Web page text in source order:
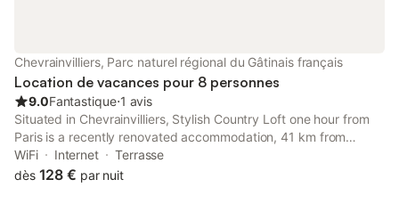
Chevrainvilliers, Parc naturel régional du Gâtinais français
Location de vacances pour 8 personnes
9.0Fantastique⋅1 avis
Situated in Chevrainvilliers, Stylish Country Loft one hour from
Paris is a recently renovated accommodation, 41 km from
Montargis Train station and 25 km from Château de
Fontainebleau.
WiFi Internet
Terrasse
dès 128 € par nuit